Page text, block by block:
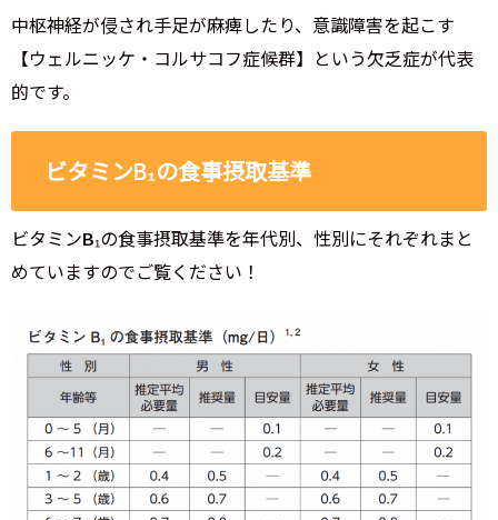
中枢神経が侵され手足が麻痺したり、意識障害を起こす
【ウェルニッケ・コルサコフ症候群】という欠乏症が代表
的です。
ビタミンB₁の食事摂取基準
ビタミンB₁の食事摂取基準を年代別、性別にそれぞれまと
めていますのでご覧ください！